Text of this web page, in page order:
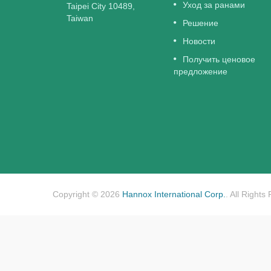
Taipei City 10489,
Taiwan
Уход за ранами
Решение
Новости
Получить ценовое
предложение
лечения хронических и умеренно
экссудативных...
Copyright © 2026 Hannox International Corp.. All Rights